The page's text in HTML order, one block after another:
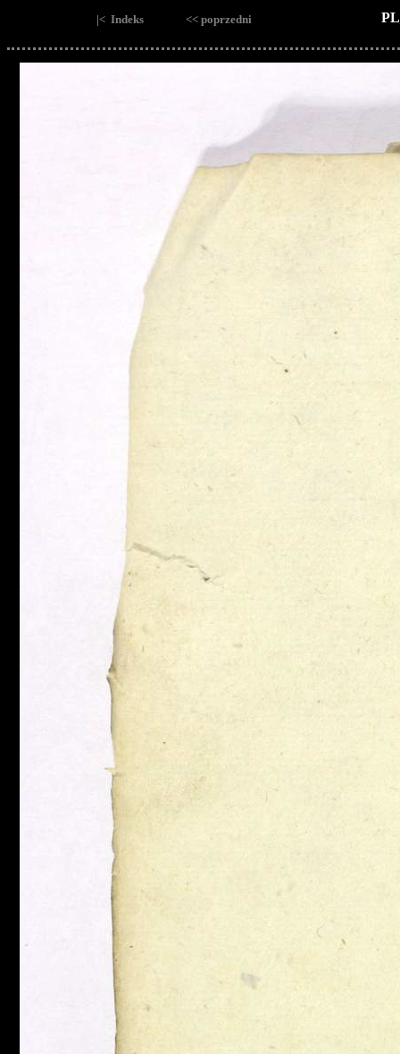
|< Indeks << poprzedni